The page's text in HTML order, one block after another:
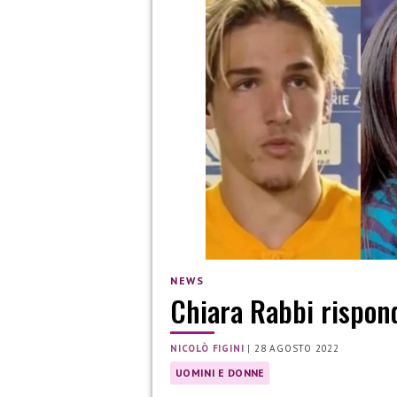
NEWS
Chiara Rabbi
NICOLÒ FIGINI | 28 AGOSTO 2022
UOMINI E DONNE